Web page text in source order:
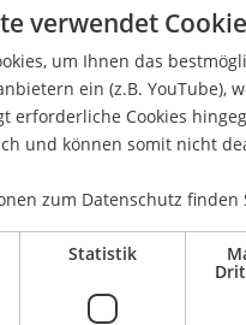
zu den
referiert von
für
nach § 165 StGB,
für Finanz- und
und Kriminologie an
Univ.-Ass. Dr. Jonas
ab dem 1. April
verwendet
um Ihnen das
ein (z.B. YouTube),
erforderliche Cookies
und können somit nicht
zum Datenschutz finden
Statistik